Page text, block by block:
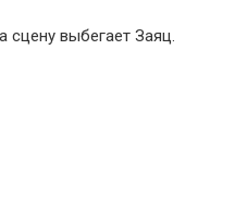
сцену выбегает Заяц.